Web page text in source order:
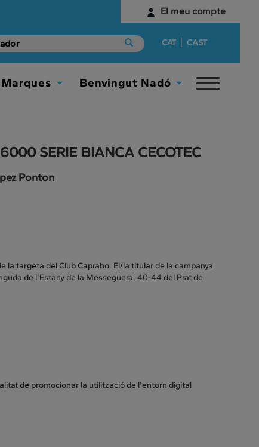
El meu compte
Identifica't
Comença aquí
CAT | CAST
Benvingut Nadó
Toggle
SERIE BIANCA CECOTEC
Ponton
targeta del Club Caprabo. El/la titular de la campanya
de l’Estany de la Messeguera, 40-44 del Prat de
de promocionar la utilització de l'entorn digital